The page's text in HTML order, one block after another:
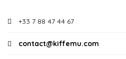
+33 7 88 47 44 67
contact@kiffemu.com